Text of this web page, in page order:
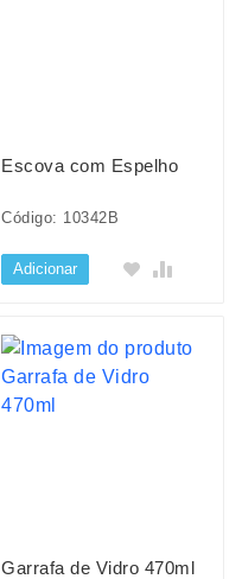
Escova com Espelho
Código: 10342B
Adicionar
Garrafa de Vidro 470ml